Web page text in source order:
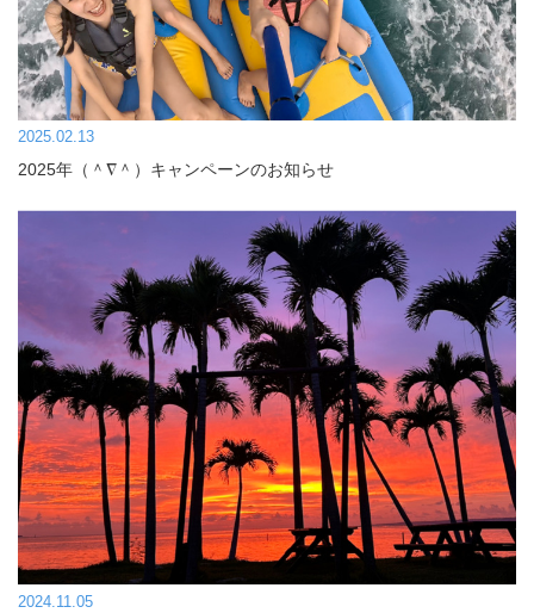
2025.02.13
2025年（＾∇＾）キャンペーンのお知らせ
2024.11.05